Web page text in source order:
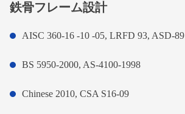
鉄骨フレーム設計
AISC 360-16 -10 -05, LRFD 93, ASD-89
BS 5950-2000, AS-4100-1998
Chinese 2010, CSA S16-09